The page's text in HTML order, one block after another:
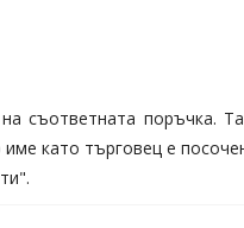
съответната поръчка.
като търговец е